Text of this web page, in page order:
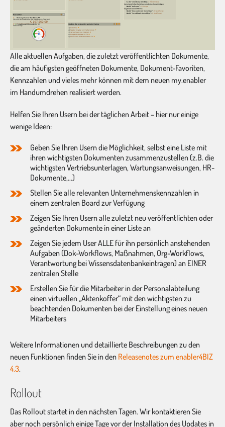
Alle aktuellen Aufgaben, die zuletzt veröffentlichten Dokumente,
die am häufigsten geöffneten Dokumente, Dokument-Favoriten,
Kennzahlen und vieles mehr können mit dem neuen my.enabler
im Handumdrehen realisiert werden.
Helfen Sie Ihren Usern bei der täglichen Arbeit – hier nur einige
wenige Ideen:
Geben Sie Ihren Usern die Möglichkeit, selbst eine Liste mit
ihren wichtigsten Dokumenten zusammenzustellen (z.B. die
wichtigsten Vertriebsunterlagen, Wartungsanweisungen, HR-
Dokumente,…)
Stellen Sie alle relevanten Unternehmenskennzahlen in
einem zentralen Board zur Verfügung
Zeigen Sie Ihren Usern alle zuletzt neu veröffentlichten oder
geänderten Dokumente in einer Liste an
Zeigen Sie jedem User ALLE für ihn persönlich anstehenden
Aufgaben (Dok-Workflows, Maßnahmen, Org-Workflows,
Verantwortung bei Wissensdatenbankeinträgen) an EINER
zentralen Stelle
Erstellen Sie für die Mitarbeiter in der Personalabteilung
einen virtuellen „Aktenkoffer“ mit den wichtigsten zu
beachtenden Dokumenten bei der Einstellung eines neuen
Mitarbeiters
Weitere Informationen und detaillierte Beschreibungen zu den
neuen Funktionen finden Sie in den Releasenotes zum enabler4BIZ
4.3.
Rollout
Das Rollout startet in den nächsten Tagen. Wir kontaktieren Sie
aber noch persönlich einige Tage vor der Installation des Updates in